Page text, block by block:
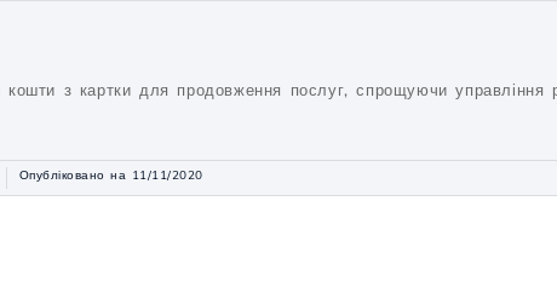
кошти з картки для продовження послуг, спрощуючи управління
Опубліковано на 11/11/2020